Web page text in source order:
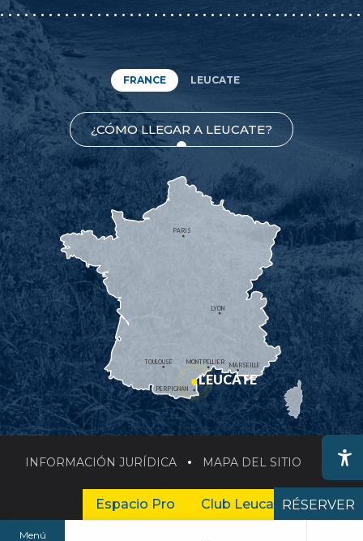
Menú
FRANCE LEUCATE
¿CÓMO LLEGAR A LEUCATE?
MONTPELLIER
PERPIGNAN
MARSEILLE
TOULOUSE
LYON
PARIS
LEUCATE
INFORMACIÓN JURÍDICA MAPA DEL SITIO
Espacio Pro Club Leucate Business
RÉSERVER